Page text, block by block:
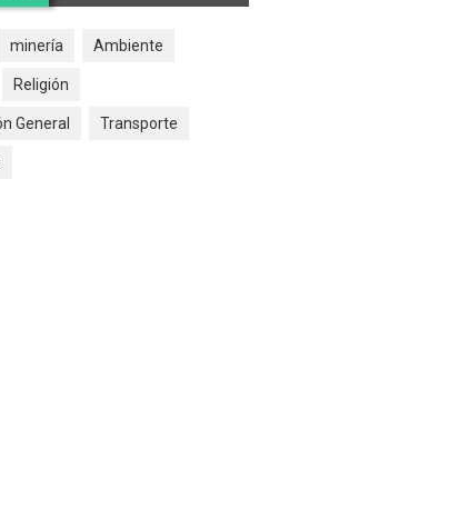
minería Ambiente
Religión
General Transporte